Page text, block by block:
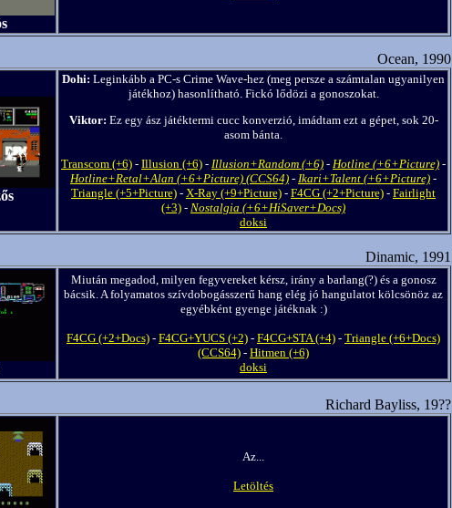
Ocean, 1990
Dohi: Leginkább a PC-s Crime Wave-hez (meg persze a számtalan ugyanilyen
játékhoz) hasonlítható. Fickó lődözi a gonoszokat.
Viktor: Ez egy ász játéktermi cucc konverzió, imádtam ezt a gépet, sok 20-
asom bánta.
Transcom (+6) - Illusion (+6) - Illusion+Random (+6) - Hotline (+6+Picture) -
Hotline+Retal+Alan (+6+Picture) (CCS64) - Ikari+Talent (+6+Picture) -
Triangle (+5+Picture) - X-Ray (+9+Picture) - F4CG (+2+Picture) - Fairlight
(+3) - Nostalgia (+6+HiSaver+Docs)
doksi
Dinamic, 1991
Miután megadod, milyen fegyvereket kérsz, irány a barlang(?) és a gonosz
bácsik. A folyamatos szívdobogásszerű hang elég jó hangulatot kölcsönöz az
egyébként gyenge játéknak :)
F4CG (+2+Docs) - F4CG+YUCS (+2) - F4CG+STA (+4) - Triangle (+6+Docs)
(CCS64) - Hitmen (+6)
doksi
Richard Bayliss, 19??
Az...
Letöltés